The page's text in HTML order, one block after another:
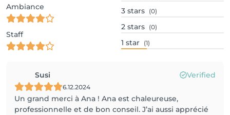
Ambiance
Staff
3 stars (0)
2 stars (0)
1 star (1)
Susi Verified
6.12.2024
Un grand merci à Ana ! Ana est chaleureuse,
professionnelle et de bon conseil. J’ai aussi apprécié